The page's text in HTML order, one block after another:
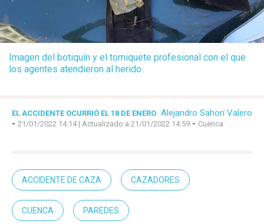
Imagen del botiquín y el torniquete profesional con el que
los agentes atendieron al herido.
EL ACCIDENTE OCURRIÓ EL 18 DE ENERO Alejandro Sahorí Valero
- 21/01/2022 14:14| Actualizado a 21/01/2022 14:59 - Cuenca
ACCIDENTE DE CAZA CAZADORES
CUENCA PAREDES